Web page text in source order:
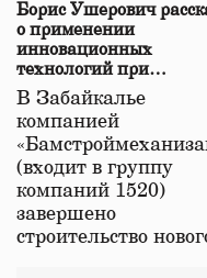
Борис Ушерович
о применении
инновационных
технологий при
строительстве нового
в Забайкалье
В Забайкалье
компанией
(входит в группу
компаний 1520)
завершено
строительство